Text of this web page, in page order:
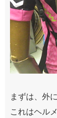
まずは、外
これはヘル